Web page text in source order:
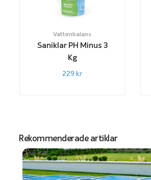
Vattenbalans
Saniklar PH Minus 3
Kg
229 kr
Rekommenderade artiklar